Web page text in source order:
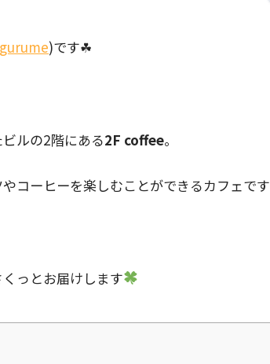
)です☘
ルの2階にある2F coffee。
コーヒーを楽しむことができるカフェです
っとお届けします